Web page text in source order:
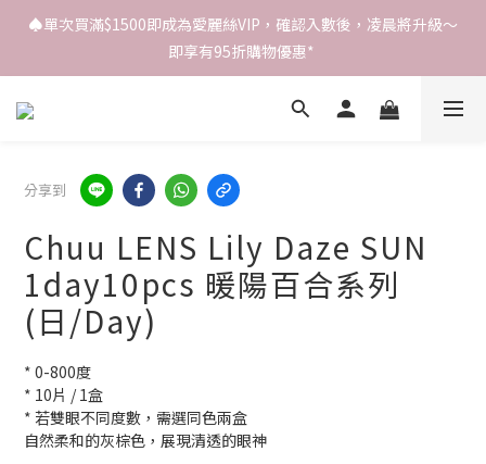
♠️單次買滿$1500即成為愛麗絲VIP，確認入數後，凌晨將升級～
即享有95折購物優惠*
分享到
Chuu LENS Lily Daze SUN
1day10pcs 暖陽百合系列
(日/Day)
* 0-800度
* 10片 / 1盒
* 若雙眼不同度數，需選同色兩盒
自然柔和的灰棕色，展現清透的眼神